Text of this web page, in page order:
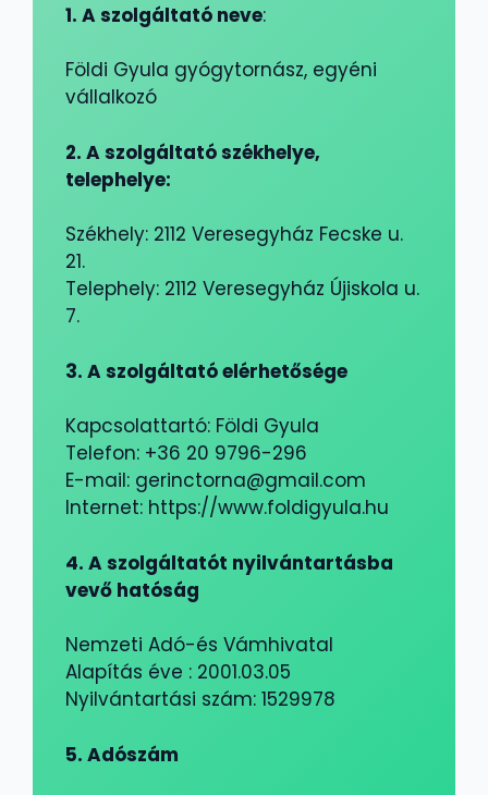
1. A szolgáltató neve:
Földi Gyula gyógytornász, egyéni
vállalkozó
2. A szolgáltató székhelye,
telephelye:
Székhely: 2112 Veresegyház Fecske u.
21.
Telephely: 2112 Veresegyház Újiskola u.
7.
3. A szolgáltató elérhetősége
Kapcsolattartó: Földi Gyula
Telefon: +36 20 9796-296
E-mail: gerinctorna@gmail.com
Internet: https://www.foldigyula.hu
4. A szolgáltatót nyilvántartásba
vevő hatóság
Nemzeti Adó-és Vámhivatal
Alapítás éve : 2001.03.05
Nyilvántartási szám: 1529978
5. Adószám